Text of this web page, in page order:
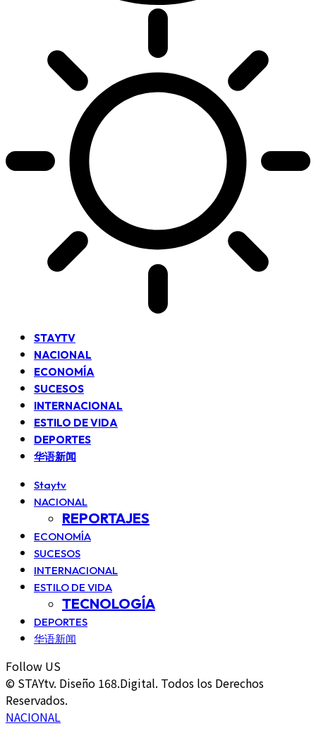
STAYTV
NACIONAL
ECONOMÍA
SUCESOS
INTERNACIONAL
ESTILO DE VIDA
DEPORTES
华语新闻
Staytv
NACIONAL
REPORTAJES
ECONOMÍA
SUCESOS
INTERNACIONAL
ESTILO DE VIDA
TECNOLOGÍA
DEPORTES
华语新闻
Follow US
© STAYtv. Diseño 168.Digital. Todos los Derechos
Reservados.
NACIONAL